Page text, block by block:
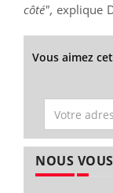
côté", explique
Vous aimez
NOUS